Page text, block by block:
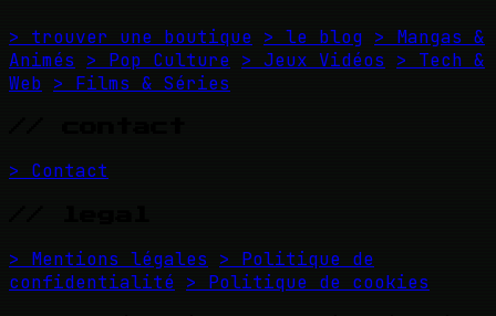
> trouver une boutique > le blog > Mangas &
Animés
> Pop Culture > Jeux Vidéos
> Tech &
Web > Films & Séries
> Contact
> Mentions légales
> Politique de
confidentialité > Politique de cookies